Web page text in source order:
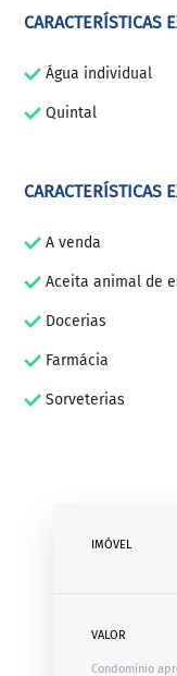
CARACTERÍSTICAS
Água individual
Quintal
CARACTERÍSTICAS
A venda
Aceita animal de
Docerias
Farmácia
Sorveterias
IMÓVEL
VALOR
Condomínio